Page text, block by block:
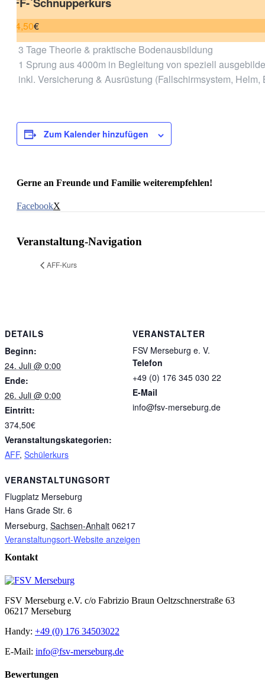
374,50€
3 Tage Theorie & praktische Bodenausbildung
1 Sprung aus 4000m in Begleitung von speziell
inkl. Versicherung & Ausrüstung (Fallschirmsystem,
Zum Kalender hinzufügen
Gerne an Freunde und Familie weiterempfehlen!
FacebookX
Veranstaltung-Navigation
AFF-Kurs
DETAILS
Beginn:
24. Juli @ 0:00
Ende:
26. Juli @ 0:00
Eintritt:
374,50€
Veranstaltungskategorien:
AFF, Schülerkurs
VERANSTALTUNGSORT
Flugplatz Merseburg
Hans Grade Str. 6
Merseburg, Sachsen-Anhalt 06217
Veranstaltungsort-Website anzeigen
VERANSTALTER
FSV Merseburg e. V.
Telefon
+49 (0) 176 345 030 22
E-Mail
info@fsv-merseburg.de
Kontakt
FSV Merseburg e.V. c/o Fabrizio Braun Oeltzschnerstraße 63
06217 Merseburg
Handy: +49 (0) 176 34503022
E-Mail: info@fsv-merseburg.de
Bewertungen